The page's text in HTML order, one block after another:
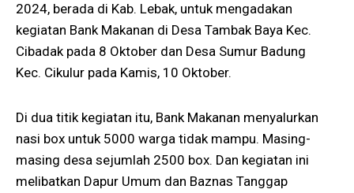
2024, berada di Kab. Lebak, untuk mengadakan
kegiatan Bank Makanan di Desa Tambak Baya Kec.
Cibadak pada 8 Oktober dan Desa Sumur Badung
Kec. Cikulur pada Kamis, 10 Oktober.
Di dua titik kegiatan itu, Bank Makanan menyalurkan
nasi box untuk 5000 warga tidak mampu. Masing-
masing desa sejumlah 2500 box. Dan kegiatan ini
melibatkan Dapur Umum dan Baznas Tanggap